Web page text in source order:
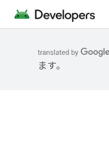
ます。